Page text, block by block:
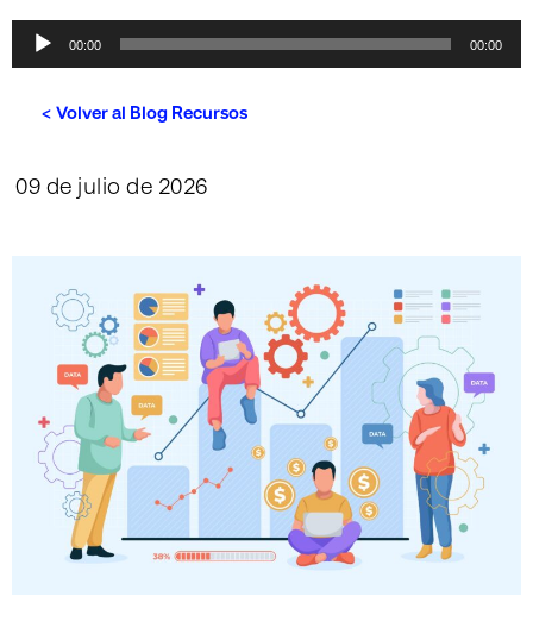
Reproductor
00:00 00:00
< Volver al Blog Recursos
09 de julio de 2026